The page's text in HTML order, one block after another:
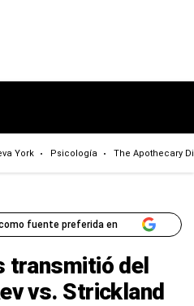
York Psicología The Apothecary
fuente preferida en
transmitió del
vs. Strickland